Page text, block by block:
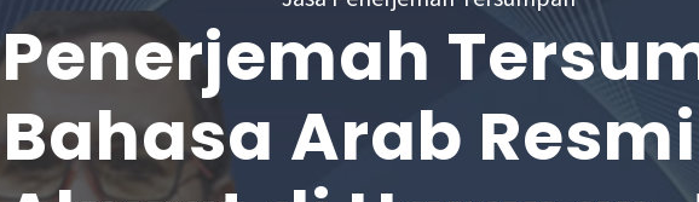
Penerjemah
Bahasa Arab